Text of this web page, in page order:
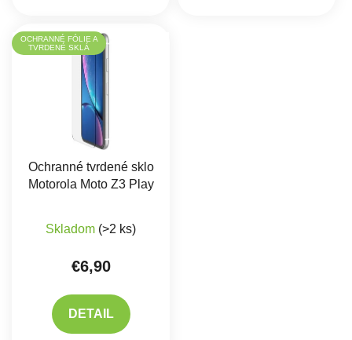
OCHRANNÉ FÓLIE A
TVRDENÉ SKLÁ
Ochranné tvrdené sklo
Motorola Moto Z3 Play
Skladom (>2 ks)
€6,90
DETAIL